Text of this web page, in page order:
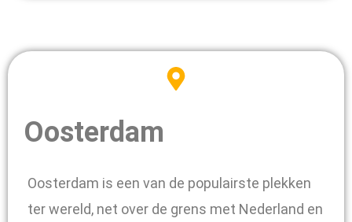
Oosterdam
Oosterdam is een van de populairste plekken
ter wereld, net over de grens met Nederland en